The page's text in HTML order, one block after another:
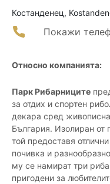
Костанденец,
Покажи
Относно компанията:
Парк Рибарниците
за отдих и спортен
декара сред
България. Изолиран
той предоставя
почивка и
му се намират три
пригодени за